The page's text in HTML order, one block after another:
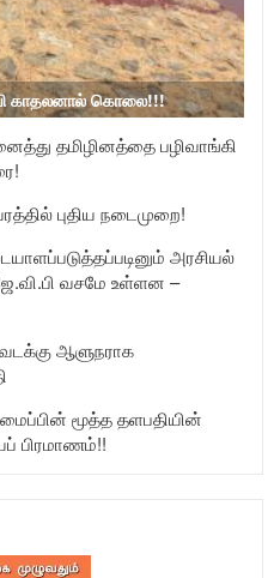
காதலனால் கொலை!!!
தமிழினத்தை பழிவாங்கி
புதிய நடைமுறை!
அரசியல்
வசமே உள்ளன –
ஆளுநராக
மூத்த தளபதியின்
பிரமாணம்!!